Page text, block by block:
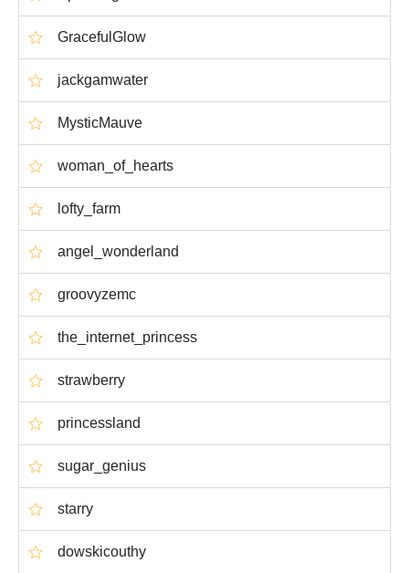
GracefulGlow
jackgamwater
MysticMauve
woman_of_hearts
lofty_farm
angel_wonderland
groovyzemc
the_internet_princess
strawberry
princessland
sugar_genius
starry
dowskicouthy